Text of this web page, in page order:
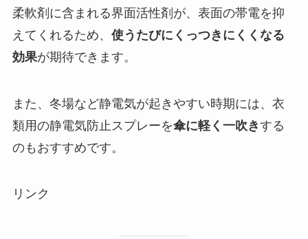
柔軟剤に含まれる界面活性剤が、表面の帯電を抑
えてくれるため、 使うたびにくっつきにくくなる
効果が期待できます。
また、冬場など静電気が起きやすい時期には、衣
類用の静電気防止スプレーを傘に軽く一吹きする
のもおすすめです。
リンク